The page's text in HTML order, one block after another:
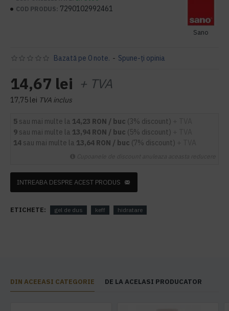
COD PRODUS: 7290102992461
Sano
Bazată pe 0 note. - Spune-ţi opinia
14,67 lei + TVA
17,75 lei TVA inclus
5 sau mai multe la 14,23 RON / buc (3% discount)
9 sau mai multe la 13,94 RON / buc (5% discount)
14 sau mai multe la 13,64 RON / buc (7% discount)
INTREABA DESPRE ACEST PRODUS
ETICHETE: gel de dus keff hidratare
DIN ACEEASI CATEGORIE DE LA ACELASI PRODUCATOR